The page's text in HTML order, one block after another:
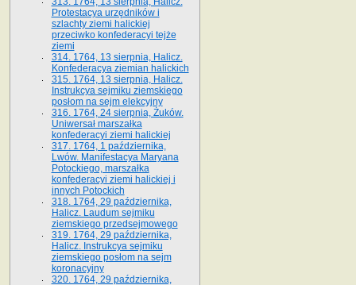
Protestacya urzędników i
szlachty ziemi halickiej
przeciwko konfederacyi tejże
ziemi
314. 1764, 13 sierpnia, Halicz.
Konfederacya ziemian halickich
315. 1764, 13 sierpnia, Halicz.
Instrukcya sejmiku ziemskiego
posłom na sejm elekcyjny
316. 1764, 24 sierpnia, Żuków.
Uniwersał marszałka
konfederacyi ziemi halickiej
317. 1764, 1 października,
Lwów. Manifestacya Maryana
Potockiego, marszałka
konfederacyi ziemi halickiej i
innych Potockich
318. 1764, 29 października,
Halicz. Laudum sejmiku
ziemskiego przedsejmowego
319. 1764, 29 października,
Halicz. Instrukcya sejmiku
ziemskiego posłom na sejm
koronacyjny
320. 1764, 29 października,